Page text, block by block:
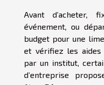
Avant d’acheter,
événement, ou
budget pour une
et vérifiez les aides
par un institut,
d’entreprise